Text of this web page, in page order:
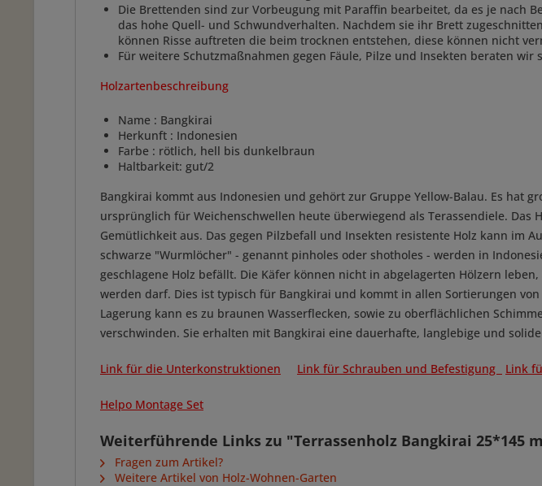
Die Brettenden sind zur Vorbeugung mit Paraffin bearbeitet, da es je nach
das hohe Quell- und Schwundverhalten. Nachdem sie ihr Brett
können Risse auftreten die beim trocknen entstehen, diese können nicht
Für weitere Schutzmaßnahmen gegen Fäule, Pilze und Insekten beraten wir
Holzartenbeschreibung
Name : Bangkirai
Herkunft : Indonesien
Farbe : rötlich, hell bis dunkelbraun
Haltbarkeit: gut/2
Bangkirai kommt aus Indonesien und gehört zur Gruppe Yellow-Balau. Es hat
ursprünglich für Weichenschwellen heute überwiegend als Terassendiele.
Gemütlichkeit aus. Das gegen Pilzbefall und Insekten resistente Holz kann im
schwarze "Wurmlöcher" - genannt pinholes oder shotholes - werden in
geschlagene Holz befällt. Die Käfer können nicht in abgelagerten Hölzern
werden darf. Dies ist typisch für Bangkirai und kommt in allen Sortierungen
Lagerung kann es zu braunen Wasserflecken, sowie zu oberflächlichen
verschwinden. Sie erhalten mit Bangkirai eine dauerhafte, langlebige und
Link für die Unterkonstruktionen Link für Schrauben und Befestigung Link
Helpo Montage Set
Weiterführende Links zu "Terrassenholz Bangkirai 25*145
Fragen zum Artikel?
Weitere Artikel von Holz-Wohnen-Garten